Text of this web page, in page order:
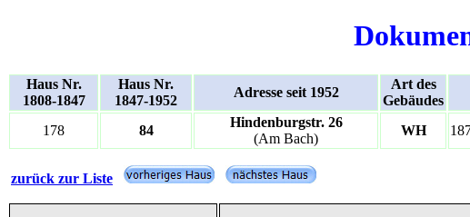
Haus Nr.
1808-1847
Haus Nr.
1847-1952
Adresse seit 1952
Art des
Gebäudes
178 84
Hindenburgstr. 26
(Am Bach)
WH
zurück zur Liste